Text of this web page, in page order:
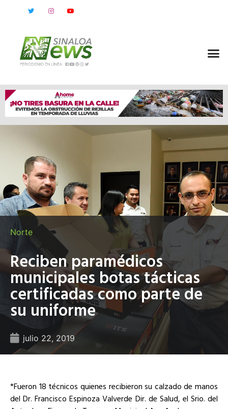
Norte
Reciben paramédicos
municipales botas tácticas
certificadas como parte de
su uniforme
julio 22, 2019
*Fueron 18 técnicos quienes recibieron su calzado de manos
del Dr. Francisco Espinoza Valverde Dir. de Salud, el Srio. del